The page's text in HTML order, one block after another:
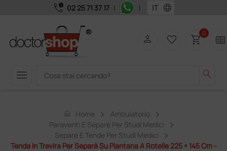
call_quality 02 25 71 37 17 | | language
menu search
person favorite_border shopping_cart0 two_pager
home Home
Ambulatorio
Paraventi E Separè Per Studi Medici
Separè E Tende Per Studi Medici
Tenda In Trevira Per Separè Su Piantana A Rotelle 225 × 145 Cm -